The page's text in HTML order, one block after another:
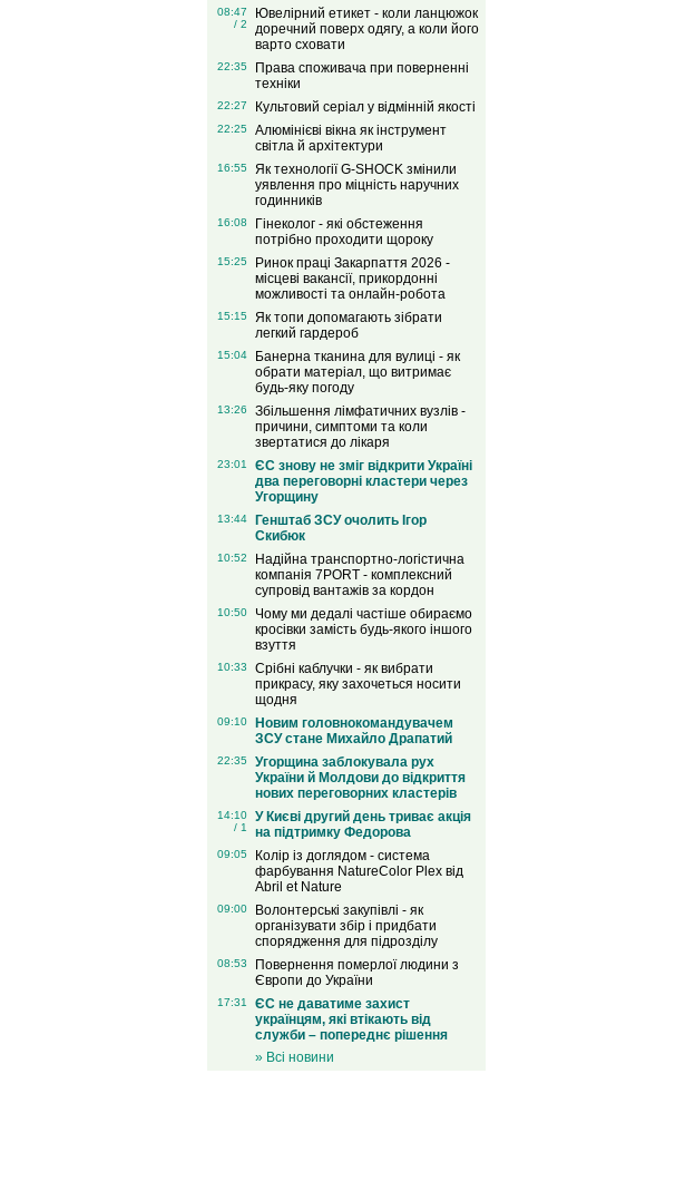
08:47
/ 2
Ювелірний етикет - коли ланцюжок
доречний поверх одягу, а коли його
варто сховати
22:35
Права споживача при поверненні
техніки
22:27 Культовий серіал у відмінній якості
22:25
Алюмінієві вікна як інструмент
світла й архітектури
16:55
Як технології G-SHOCK змінили
уявлення про міцність наручних
годинників
16:08
Гінеколог - які обстеження
потрібно проходити щороку
15:25
Ринок праці Закарпаття 2026 -
місцеві вакансії, прикордонні
можливості та онлайн-робота
15:15
Як топи допомагають зібрати
легкий гардероб
15:04
Банерна тканина для вулиці - як
обрати матеріал, що витримає
будь-яку погоду
13:26
Збільшення лімфатичних вузлів -
причини, симптоми та коли
звертатися до лікаря
23:01
ЄС знову не зміг відкрити Україні
два переговорні кластери через
Угорщину
13:44
Генштаб ЗСУ очолить Ігор
Скибюк
10:52
Надійна транспортно-логістична
компанія 7PORT - комплексний
супровід вантажів за кордон
10:50
Чому ми дедалі частіше обираємо
кросівки замість будь-якого іншого
взуття
10:33
Срібні каблучки - як вибрати
прикрасу, яку захочеться носити
щодня
09:10
Новим головнокомандувачем
ЗСУ стане Михайло Драпатий
22:35
Угорщина заблокувала рух
України й Молдови до відкриття
нових переговорних кластерів
14:10
/ 1
У Києві другий день триває акція
на підтримку Федорова
09:05
Колір із доглядом - система
фарбування NatureColor Plex від
Abril et Nature
09:00
Волонтерські закупівлі - як
організувати збір і придбати
спорядження для підрозділу
08:53
Повернення померлої людини з
Європи до України
17:31
ЄС не даватиме захист
українцям, які втікають від
служби – попереднє рішення
» Всі новини